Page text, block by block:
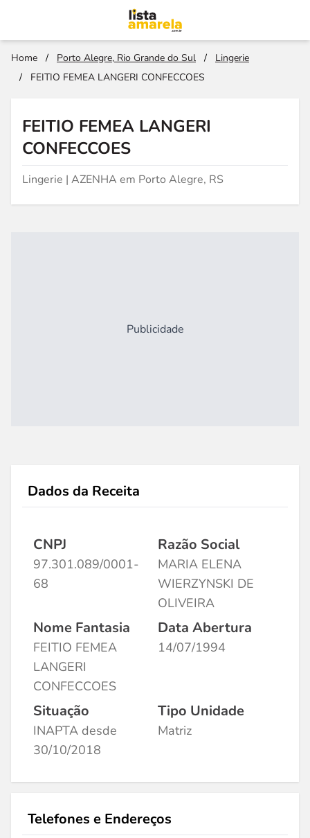
Home / Porto Alegre, Rio Grande do Sul /
Lingerie
/
FEITIO FEMEA LANGERI CONFECCOES
FEITIO FEMEA LANGERI
CONFECCOES
Lingerie | AZENHA em Porto Alegre, RS
Publicidade
Dados da Receita
CNPJ
97.301.089/0001-
68
Razão Social
MARIA ELENA
WIERZYNSKI DE
OLIVEIRA
Nome Fantasia
FEITIO FEMEA
LANGERI
CONFECCOES
Data Abertura
14/07/1994
Situação
INAPTA desde
30/10/2018
Tipo Unidade
Matriz
Telefones e Endereços